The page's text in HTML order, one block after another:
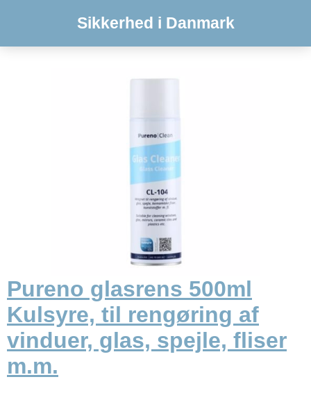
Sikkerhed i Danmark
Pureno glasrens 500ml
Kulsyre, til rengøring af
vinduer, glas, spejle, fliser
m.m.